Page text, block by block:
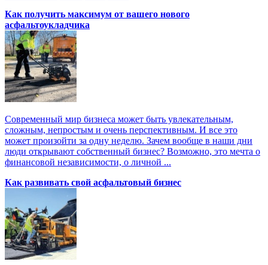
Как получить максимум от вашего нового
асфальтоукладчика
Современный мир бизнеса может быть увлекательным,
сложным, непростым и очень перспективным. И все это
может произойти за одну неделю. Зачем вообще в наши дни
люди открывают собственный бизнес? Возможно, это мечта о
финансовой независимости, о личной ...
Как развивать свой асфальтовый бизнес